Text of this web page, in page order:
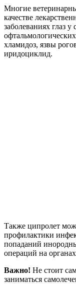
Многие
качестве
заболеваниях глаз у
хламидоз, язвы
иридоциклид.
Также ципролет
профилактики
попаданий
операций на
Важно! Не стоит
заниматься